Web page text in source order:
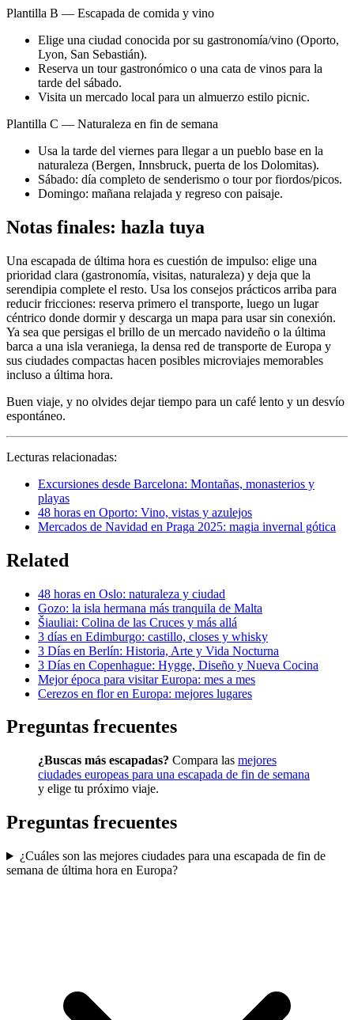
Plantilla B — Escapada de comida y vino
Elige una ciudad conocida por su gastronomía/vino (Oporto,
Lyon, San Sebastián).
Reserva un tour gastronómico o una cata de vinos para la
tarde del sábado.
Visita un mercado local para un almuerzo estilo picnic.
Plantilla C — Naturaleza en fin de semana
Usa la tarde del viernes para llegar a un pueblo base en la
naturaleza (Bergen, Innsbruck, puerta de los Dolomitas).
Sábado: día completo de senderismo o tour por fiordos/picos.
Domingo: mañana relajada y regreso con paisaje.
Notas finales: hazla tuya
Una escapada de última hora es cuestión de impulso: elige una
prioridad clara (gastronomía, visitas, naturaleza) y deja que la
serendipia complete el resto. Usa los consejos prácticos arriba para
reducir fricciones: reserva primero el transporte, luego un lugar
céntrico donde dormir y descarga un mapa para usar sin conexión.
Ya sea que persigas el brillo de un mercado navideño o la última
barca a una isla veraniega, la densa red de transporte de Europa y
sus ciudades compactas hacen posibles microviajes memorables
incluso a última hora.
Buen viaje, y no olvides dejar tiempo para un café lento y un desvío
espontáneo.
Lecturas relacionadas:
Excursiones desde Barcelona: Montañas, monasterios y
playas
48 horas en Oporto: Vino, vistas y azulejos
Mercados de Navidad en Praga 2025: magia invernal gótica
Related
48 horas en Oslo: naturaleza y ciudad
Gozo: la isla hermana más tranquila de Malta
Šiauliai: Colina de las Cruces y más allá
3 días en Edimburgo: castillo, closes y whisky
3 Días en Berlín: Historia, Arte y Vida Nocturna
3 Días en Copenhague: Hygge, Diseño y Nueva Cocina
Mejor época para visitar Europa: mes a mes
Cerezos en flor en Europa: mejores lugares
Preguntas frecuentes
¿Buscas más escapadas? Compara las mejores
ciudades europeas para una escapada de fin de semana
y elige tu próximo viaje.
Preguntas frecuentes
¿Cuáles son las mejores ciudades para una escapada de fin de
semana de última hora en Europa?